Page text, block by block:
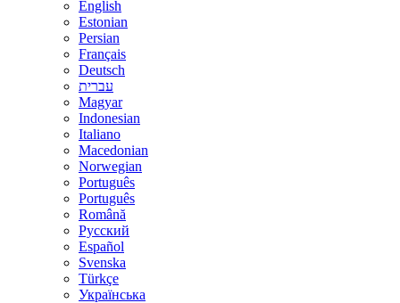
English
Estonian
Persian
Français
Deutsch
עברית
Magyar
Indonesian
Italiano
Macedonian
Norwegian
Português
Português
Română
Русский
Español
Svenska
Türkçe
Українська